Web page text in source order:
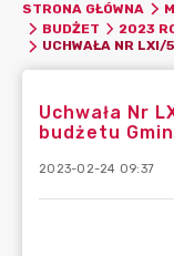
STRONA GŁÓWNA
BUDŻET
2023
Uchwała Nr
budżetu
2023-02-24 09:37